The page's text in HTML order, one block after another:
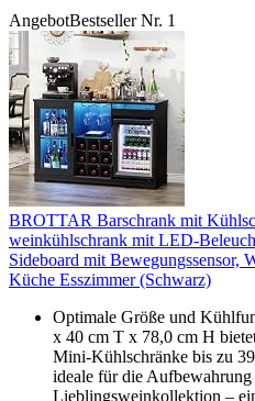
AngebotBestseller Nr. 1
BROTTAR Barschrank mit
weinkühlschrank mit LED-
Sideboard mit Bewegungssensor,
Küche Esszimmer (Schwarz)
Optimale Größe und
x 40 cm T x 78,0 cm H
Mini-Kühlschränke bis zu
ideale für die
Lieblingsweinkollektion –